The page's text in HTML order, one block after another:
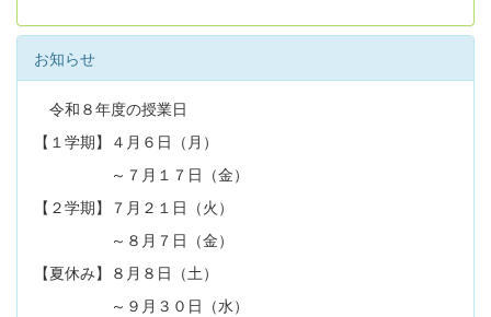
お知らせ
令和８年度の授業日
【１学期】４月６日（月）
～７月１７日（金）
【２学期】７月２１日（火）
～８月７日（金）
【夏休み】８月８日（土）
～９月３０日（水）